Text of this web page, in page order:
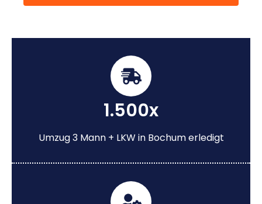
1.500x
Umzug 3 Mann + LKW in Bochum erledigt